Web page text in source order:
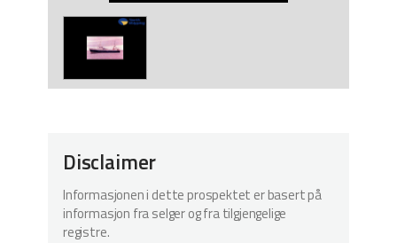
Disclaimer
Informasjonen i dette prospektet er basert på
informasjon fra selger og fra tilgjengelige
registre.